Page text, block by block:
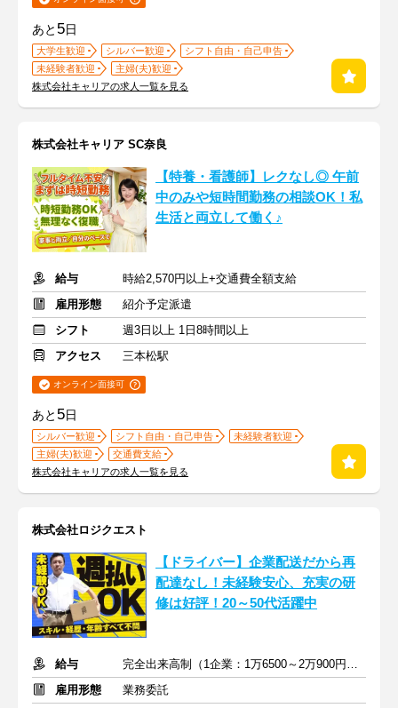
あと 5日
大学生歓迎 シルバー歓迎
シフト自由・自己申告
未経験者歓迎
主婦(夫)歓迎
株式会社キャリアの求人一覧を見る
株式会社キャリア SC奈良
【特養・看護師】レクなし◎ 午前
中のみや短時間勤務の相談OK！私
生活と両立して働く♪
給与
時給2,570円以上+交通費全額支給
雇用形態
紹介予定派遣
シフト
週3日以上 1日8時間以上
アクセス
三本松駅
オンライン面接可
あと 5日
シルバー歓迎 シフト自由・自己申告
未経験者歓迎
主婦(夫)歓迎
交通費支給
株式会社キャリアの求人一覧を見る
株式会社ロジクエスト
【ドライバー】企業配送だから再
配達なし！未経験安心、充実の研
修は好評！20～50代活躍中
給与
完全出来高制（1企業：1万6500～2万900円※1日あたり）
雇用形態
業務委託